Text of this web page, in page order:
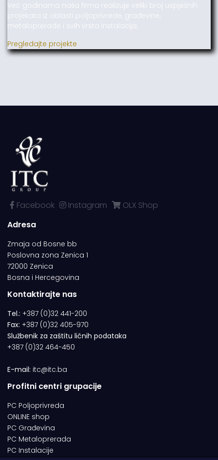
Već godinama naša firma realizuje veliki broj uspješnih
projekata iz oblasti poljoprivrede, građevine,
metaloprerade i svih vrsta instalacija.
Pregledajte projekte
Facebook Instagram
OLX Shop
Adresa
Zmaja od Bosne bb
Poslovna zona Zenica 1
72000 Zenica
Bosna i Hercegovina
Kontaktirajte nas
Tel.: +387 (0)32 441-200
Fax: +387 (0)32 405-970
Službenik za zaštitu ličnih podataka
+387 (0)32 464-450
E-mail: itc@itc.ba
Profitni centri grupacije
PC Poljoprivreda
ONLINE shop
PC Građevina
PC Metaloprerada
PC Instalacije